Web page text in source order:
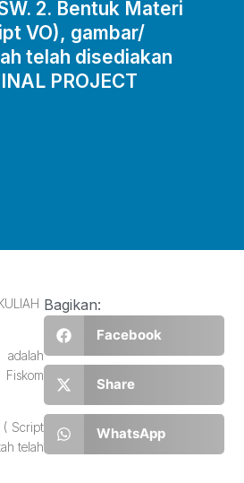
2. Bentuk Materi
VO), gambar/
telah disediakan
PROJECT
adalah
( Script
telah
Bagikan:
Facebook
Share
WhatsApp